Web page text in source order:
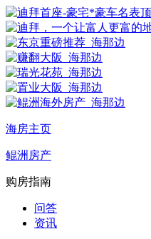
海房主页
鲲洲房产
购房指南
问答
资讯